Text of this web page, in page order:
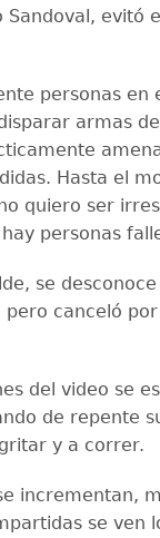
Sandoval, evitó
personas en
armas
Hasta el
quiero ser
personas
se
pero canceló
del video se
de repente
y a correr.
incrementan,
se ven